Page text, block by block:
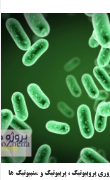
پروبیوتیک ، پربیوتیک و سنبیوتیک ها